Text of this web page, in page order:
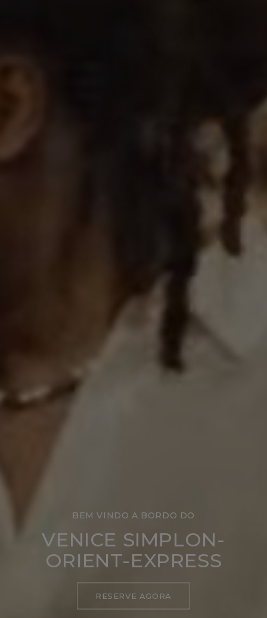
BEM VINDO A BORDO DO
VENICE SIMPLON-
ORIENT-EXPRESS
RESERVE AGORA